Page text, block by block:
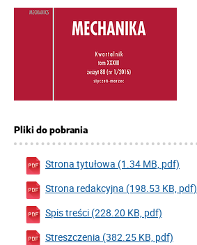
Pliki do pobrania
Strona tytułowa (1.34 MB, pdf)
Strona redakcyjna (198.53 KB, pdf)
Spis treści (228.20 KB, pdf)
Streszczenia (382.25 KB, pdf)